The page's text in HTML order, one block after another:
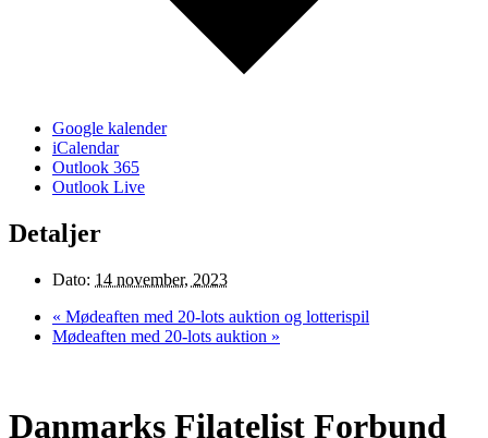
Google kalender
iCalendar
Outlook 365
Outlook Live
Detaljer
Dato: 14 november, 2023
« Mødeaften med 20-lots auktion og lotterispil
Mødeaften med 20-lots auktion »
Danmarks Filatelist Forbund